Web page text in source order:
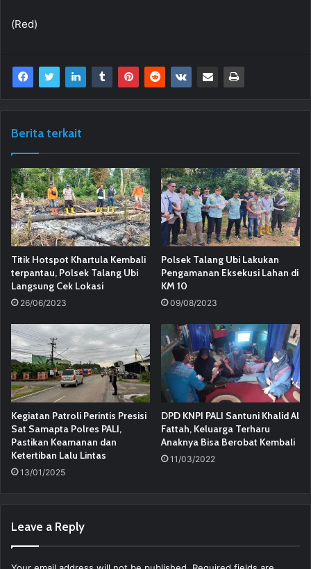
(Red)
Berita terkait
Titik Hotspot Khartula Kembali
terpantau, Polsek Talang Ubi
Langsung Cek Lokasi
26/06/2023
Polsek Talang Ubi Lakukan
Pengamanan Eksekusi Lahan di
KM 10
09/08/2023
Kegiatan Patroli Perintis Presisi
Sat Samapta Polres PALI,
Pastikan Keamanan dan
Ketertiban Lalu Lintas
13/01/2025
DPD KNPI PALI Santuni Khalid Al
Fattah, Keluarga Terharu
Anaknya Bisa Berobat Kembali
11/03/2022
Leave a Reply